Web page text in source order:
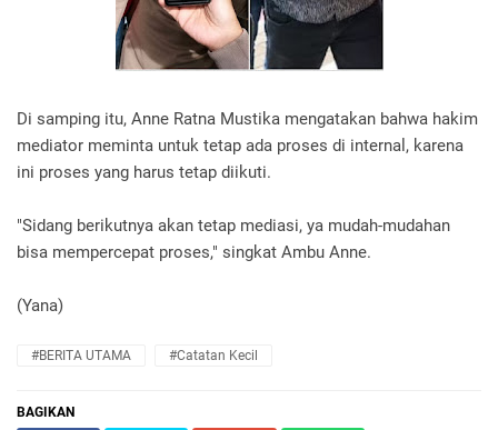
Di samping itu, Anne Ratna Mustika mengatakan bahwa hakim
mediator meminta untuk tetap ada proses di internal, karena
ini proses yang harus tetap diikuti.
"Sidang berikutnya akan tetap mediasi, ya mudah-mudahan
bisa mempercepat proses," singkat Ambu Anne.
(Yana)
#BERITA UTAMA #Catatan Kecil
BAGIKAN